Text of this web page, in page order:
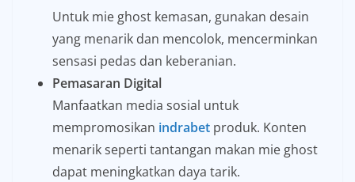
Untuk mie ghost kemasan, gunakan desain
yang menarik dan mencolok, mencerminkan
sensasi pedas dan keberanian.
Pemasaran Digital
Manfaatkan media sosial untuk
mempromosikan indrabet produk. Konten
menarik seperti tantangan makan mie ghost
dapat meningkatkan daya tarik.